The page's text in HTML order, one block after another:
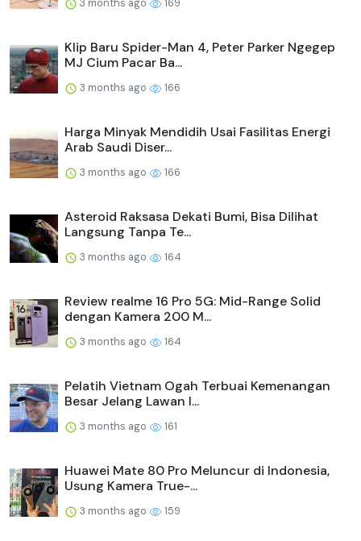
3 months ago 169
Klip Baru Spider-Man 4, Peter Parker Ngegep
MJ Cium Pacar Ba...
3 months ago 166
Harga Minyak Mendidih Usai Fasilitas Energi
Arab Saudi Diser...
3 months ago 166
Asteroid Raksasa Dekati Bumi, Bisa Dilihat
Langsung Tanpa Te...
3 months ago 164
Review realme 16 Pro 5G: Mid-Range Solid
dengan Kamera 200 M...
3 months ago 164
Pelatih Vietnam Ogah Terbuai Kemenangan
Besar Jelang Lawan I...
3 months ago 161
Huawei Mate 80 Pro Meluncur di Indonesia,
Usung Kamera True-...
3 months ago 159